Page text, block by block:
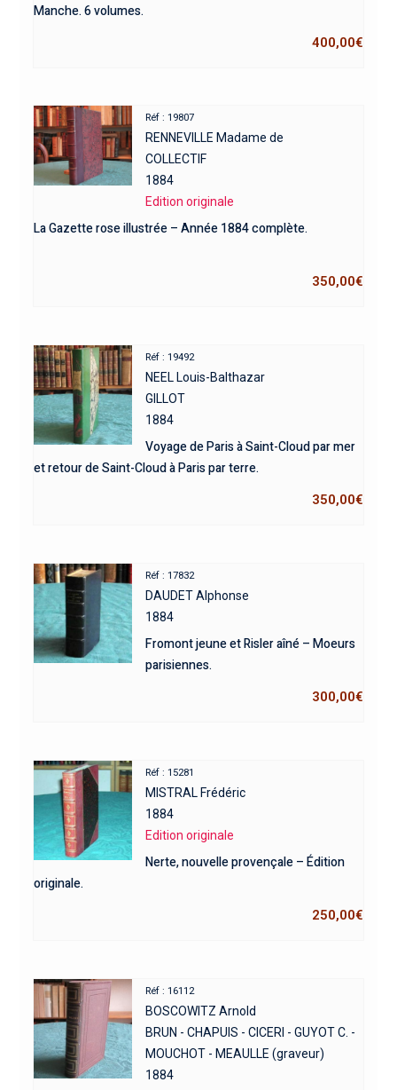
Manche. 6 volumes.
400,00€
Réf : 19807
RENNEVILLE Madame de
COLLECTIF
1884
Edition originale
La Gazette rose illustrée – Année 1884 complète.
350,00€
Réf : 19492
NEEL Louis-Balthazar
GILLOT
1884
Voyage de Paris à Saint-Cloud par mer
et retour de Saint-Cloud à Paris par terre.
350,00€
Réf : 17832
DAUDET Alphonse
1884
Fromont jeune et Risler aîné – Moeurs
parisiennes.
300,00€
Réf : 15281
MISTRAL Frédéric
1884
Edition originale
Nerte, nouvelle provençale – Édition
originale.
250,00€
Réf : 16112
BOSCOWITZ Arnold
BRUN - CHAPUIS - CICERI - GUYOT C. -
MOUCHOT - MEAULLE (graveur)
1884